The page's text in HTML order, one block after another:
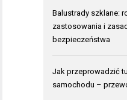
Balustrady szklane:
zastosowania i
bezpieczeństwa
Jak przeprowadzić
samochodu –